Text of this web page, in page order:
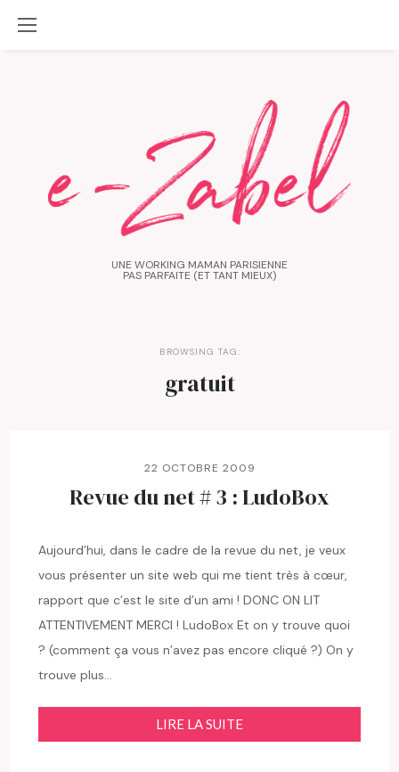
UNE WORKING MAMAN PARISIENNE
PAS PARFAITE (ET TANT MIEUX)
BROWSING TAG:
gratuit
22 OCTOBRE 2009
Revue du net # 3 : LudoBox
Aujourd’hui, dans le cadre de la revue du net, je veux
vous présenter un site web qui me tient très à cœur,
rapport que c’est le site d’un ami ! DONC ON LIT
ATTENTIVEMENT MERCI ! LudoBox Et on y trouve quoi
? (comment ça vous n’avez pas encore cliqué ?) On y
trouve plus…
LIRE LA SUITE